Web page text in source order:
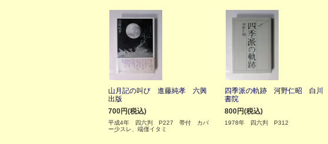
山月記の叫び 進藤純孝 六興
出版
700円(税込)
平成4年 四六判 P227 帯付 カバ
ー少スレ、端僅イタミ
四季派の軌跡 河野仁昭 白川
書院
800円(税込)
1978年 四六判 P312